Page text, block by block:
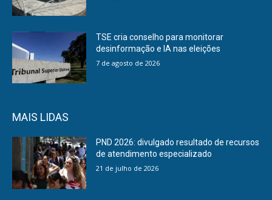
TSE cria conselho para monitorar
desinformação e IA nas eleições
7 de agosto de 2026
MAIS LIDAS
PND 2026: divulgado resultado de recursos
de atendimento especializado
21 de julho de 2026